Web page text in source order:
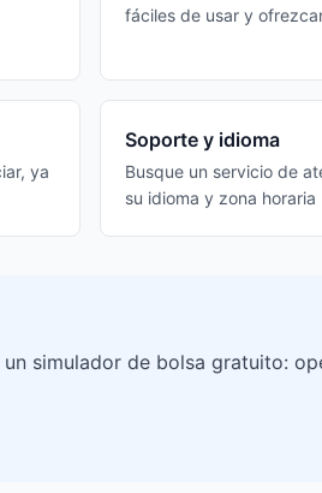
fáciles de usar y
ya
Soporte y idioma
Busque un servicio de
su idioma y zona
simulador de bolsa gratuito: